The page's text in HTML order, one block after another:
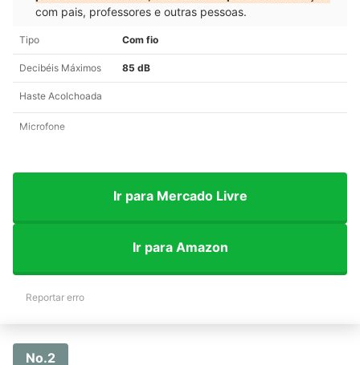
com pais, professores e outras pessoas.
Tipo Com fio
Decibéis Máximos 85 dB
Haste Acolchoada
Microfone
Ir para Mercado Livre
Ir para Amazon
Reportar erro
No.2